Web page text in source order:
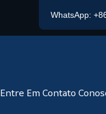
WhatsApp:
Entre Em Contato